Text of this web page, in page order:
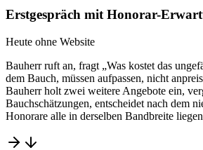
Erstgespräch mit Honorar-
Heute ohne Website
Bauherr ruft an, fragt „Was kostet das
dem Bauch, müssen aufpassen, nicht
Bauherr holt zwei weitere Angebote ein,
Bauchschätzungen, entscheidet nach dem
Honorare alle in derselben Bandbreite